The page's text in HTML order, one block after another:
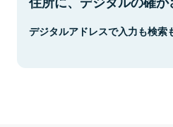
デジタルアドレスで入力も検索